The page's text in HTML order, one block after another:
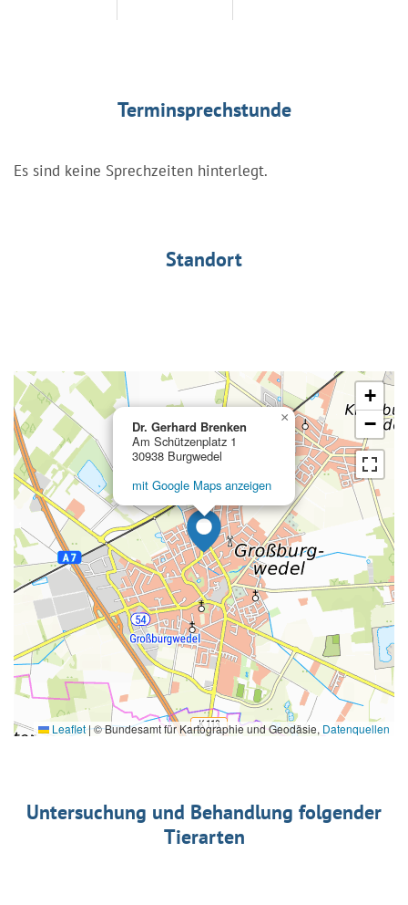
Terminsprechstunde
Es sind keine Sprechzeiten hinterlegt.
Standort
Dr. Gerhard Brenken
Am Schützenplatz 1
30938 Burgwedel
mit Google Maps anzeigen
×
+
−
Leaflet|© Bundesamt für Kartographie und Geodäsie, Datenquellen
Untersuchung und Behandlung folgender
Tierarten